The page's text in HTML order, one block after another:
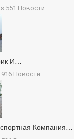
Новости
И…
Новости
Компания…